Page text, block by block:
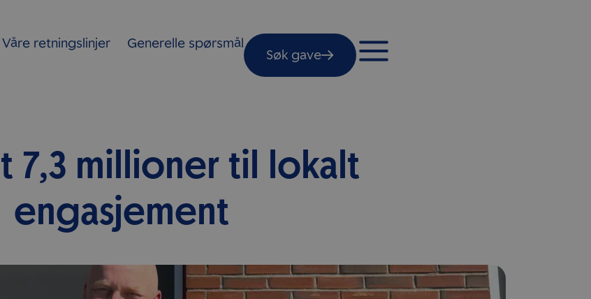
Våre retningslinjer Generelle spørsmål
Søk gave
7,3 millioner til lokalt
engasjement